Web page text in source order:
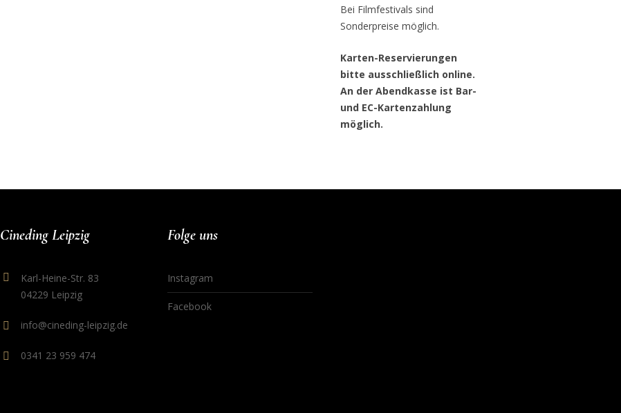
Bei Filmfestivals sind
Sonderpreise möglich.
Karten-Reservierungen
bitte ausschließlich online.
An der Abendkasse ist Bar-
und EC-Kartenzahlung
möglich.
Cineding Leipzig
Karl-Heine-Str. 83
04229 Leipzig
info@cineding-leipzig.de
0341 23 959 474
Folge uns
Instagram
Facebook